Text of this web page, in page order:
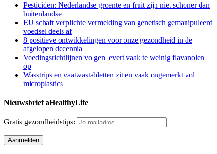
Pesticiden: Nederlandse groente en fruit zijn niet schoner dan
buitenlandse
EU schaft verplichte vermelding van genetisch gemanipuleerd
voedsel deels af
8 positieve ontwikkelingen voor onze gezondheid in de
afgelopen decennia
Voedingsrichtlijnen volgen levert vaak te weinig flavanolen
op
Wasstrips en vaatwastabletten zitten vaak ongemerkt vol
microplastics
Nieuwsbrief aHealthyLife
Gratis gezondheidstips: